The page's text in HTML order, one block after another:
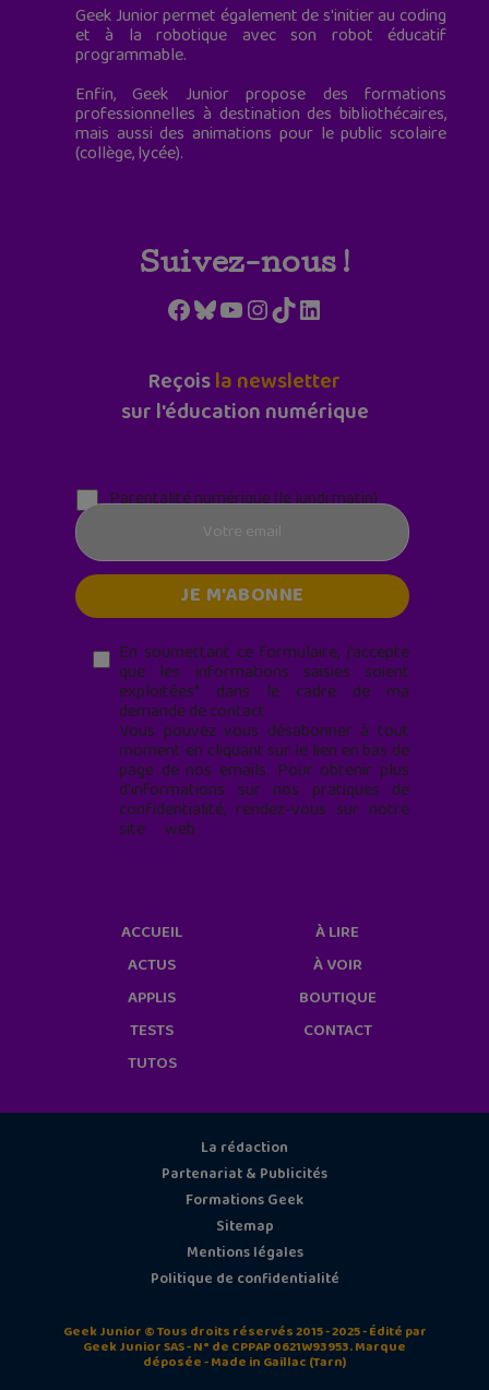
Geek Junior permet également de s'initier au coding
et à la robotique avec son robot éducatif
programmable.
Enfin, Geek Junior propose des formations
professionnelles à destination des bibliothécaires,
mais aussi des animations pour le public scolaire
(collège, lycée).
Suivez-nous !
Facebook
Bluesky
YouTube
Instagram
TikTokLinkedIn
Reçoisla newsletter
sur l'éducation numérique
Parentalité numérique (le lundi matin)
En soumettant ce formulaire, j’accepte
que les informations saisies soient
exploitées* dans le cadre de ma
demande de contact.
Vous pouvez vous désabonner à tout
moment en cliquant sur le lien en bas de
page de nos emails. Pour obtenir plus
d'informations sur nos pratiques de
confidentialité, rendez-vous sur notre
site web
ACCUEIL
ACTUS
APPLIS
TESTS
TUTOS
À LIRE
À VOIR
BOUTIQUE
CONTACT
La rédaction
Partenariat & Publicités
Formations Geek
Sitemap
Mentions légales
Politique de confidentialité
Geek Junior © Tous droits réservés 2015 - 2025 - Édité par
Geek Junior SAS - N° de CPPAP 0621W93953. Marque
déposée - Made in Gaillac (Tarn)